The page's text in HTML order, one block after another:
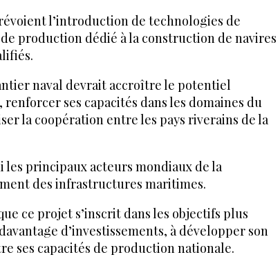
l’introduction de technologies de
production dédié à la construction de navires
naval devrait accroître le potentiel
ses capacités dans les domaines du
la coopération entre les pays riverains de la
principaux acteurs mondiaux de la
des infrastructures maritimes.
ce projet s’inscrit dans les objectifs plus
d’investissements, à développer son
ses capacités de production nationale.